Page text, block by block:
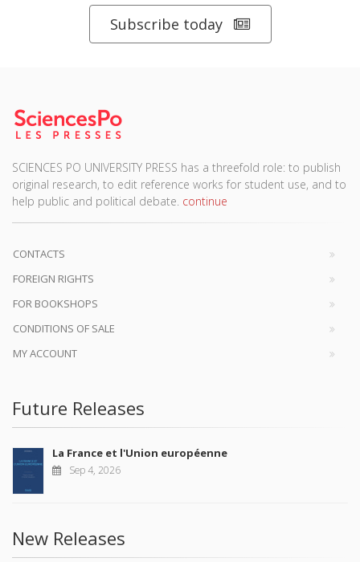
Subscribe today
SCIENCES PO UNIVERSITY PRESS has a threefold role: to publish
original research, to edit reference works for student use, and to
help public and political debate. continue
CONTACTS
FOREIGN RIGHTS
FOR BOOKSHOPS
CONDITIONS OF SALE
MY ACCOUNT
Future Releases
La France et l'Union européenne
Sep 4, 2026
New Releases